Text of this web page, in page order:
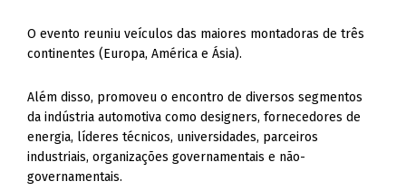
O evento reuniu veículos das maiores montadoras de três
continentes (Europa, América e Ásia).
Além disso, promoveu o encontro de diversos segmentos
da indústria automotiva como designers, fornecedores de
energia, líderes técnicos, universidades, parceiros
industriais, organizações governamentais e não-
governamentais.